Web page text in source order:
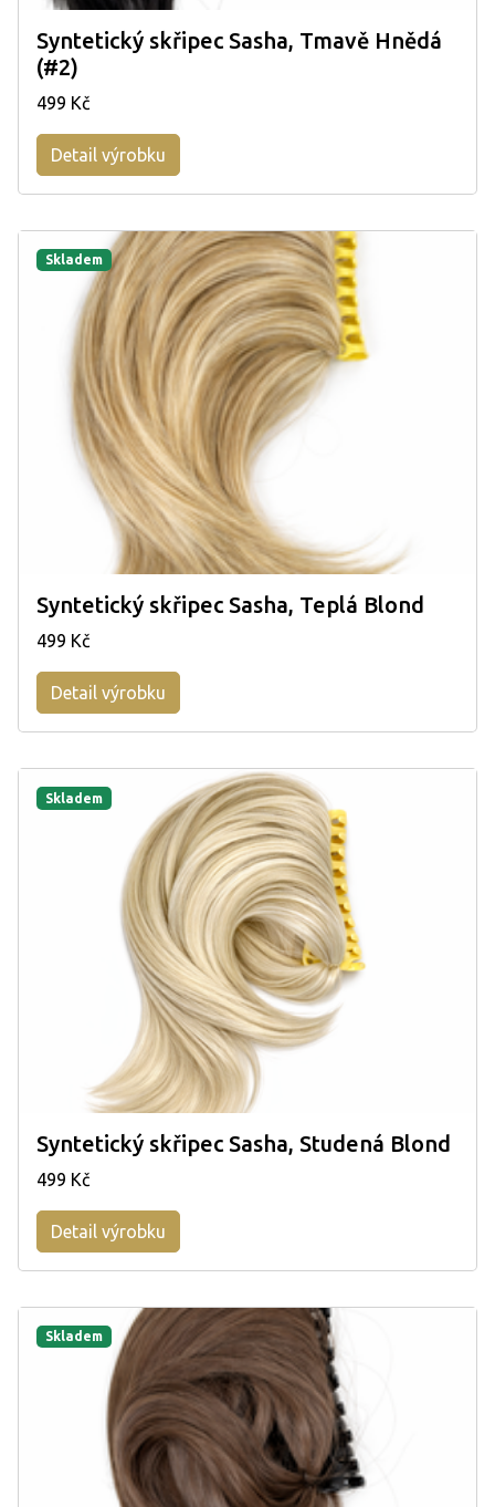
Syntetický skřipec Sasha, Tmavě Hnědá
(#2)
499 Kč
Detail výrobku
Skladem
Syntetický skřipec Sasha, Teplá Blond
499 Kč
Detail výrobku
Skladem
Syntetický skřipec Sasha, Studená Blond
499 Kč
Detail výrobku
Skladem